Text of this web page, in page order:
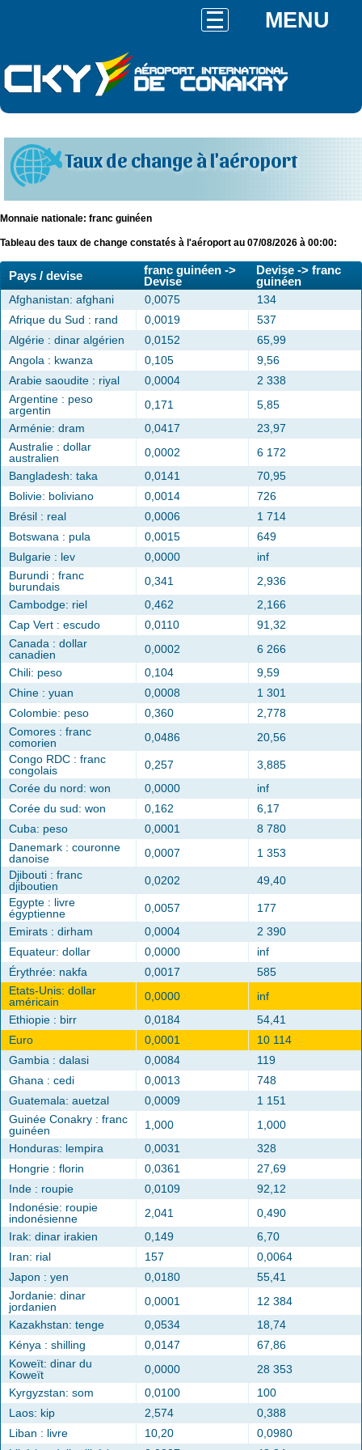
MENU
Taux de change à l'aéroport
Monnaie nationale: franc guinéen
Tableau des taux de change constatés à l'aéroport au 07/08/2026 à 00:00:
Pays / devise
franc guinéen ->
Devise
Devise -> franc
guinéen
Afghanistan: afghani 0,0075
134
Afrique du Sud : rand
0,0019
537
Algérie : dinar algérien
0,0152
65,99
Angola : kwanza
0,105
9,56
Arabie saoudite : riyal
0,0004
2 338
Argentine : peso
argentin
0,171
5,85
Arménie: dram
0,0417
23,97
Australie : dollar
australien
0,0002
6 172
Bangladesh: taka
0,0141
70,95
Bolivie: boliviano
0,0014
726
Brésil : real
0,0006
1 714
Botswana : pula
0,0015
649
Bulgarie : lev
0,0000
inf
Burundi : franc
burundais
0,341
2,936
Cambodge: riel
0,462
2,166
Cap Vert : escudo
0,0110
91,32
Canada : dollar
canadien
0,0002
6 266
Chili: peso
0,104
9,59
Chine : yuan
0,0008
1 301
Colombie: peso
0,360
2,778
Comores : franc
comorien
0,0486
20,56
Congo RDC : franc
congolais
0,257
3,885
Corée du nord: won
0,0000
inf
Corée du sud: won
0,162
6,17
Cuba: peso
0,0001
8 780
Danemark : couronne
danoise
0,0007
1 353
Djibouti : franc
djiboutien
0,0202
49,40
Egypte : livre
égyptienne
0,0057
177
Emirats : dirham
0,0004
2 390
Equateur: dollar
0,0000
inf
Érythrée: nakfa
0,0017
585
Etats-Unis: dollar
américain
0,0000
inf
Ethiopie : birr
0,0184
54,41
Euro
0,0001
10 114
Gambia : dalasi
0,0084
119
Ghana : cedi
0,0013
748
Guatemala: auetzal
0,0009
1 151
Guinée Conakry : franc
guinéen
1,000
1,000
Honduras: lempira
0,0031
328
Hongrie : florin
0,0361
27,69
Inde : roupie
0,0109
92,12
Indonésie: roupie
indonésienne
2,041
0,490
Irak: dinar irakien
0,149
6,70
Iran: rial
157
0,0064
Japon : yen
0,0180
55,41
Jordanie: dinar
jordanien
0,0001
12 384
Kazakhstan: tenge
0,0534
18,74
Kénya : shilling
0,0147
67,86
Koweït: dinar du
Koweït
0,0000
28 353
Kyrgyzstan: som
0,0100
100
Laos: kip
2,574
0,388
Liban : livre
10,20
0,0980